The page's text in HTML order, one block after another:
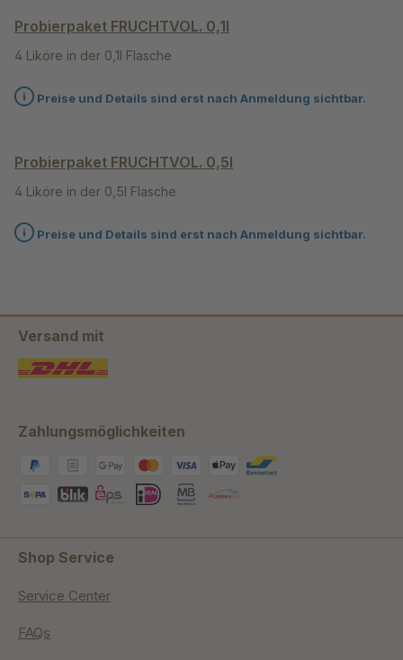
Probierpaket FRUCHTVOL. 0,1l
4 Liköre in der 0,1l Flasche
Preise und Details sind erst nach Anmeldung sichtbar.
Probierpaket FRUCHTVOL. 0,5l
4 Liköre in der 0,5l Flasche
Preise und Details sind erst nach Anmeldung sichtbar.
Versand mit
Zahlungsmöglichkeiten
Shop Service
Service Center
FAQs